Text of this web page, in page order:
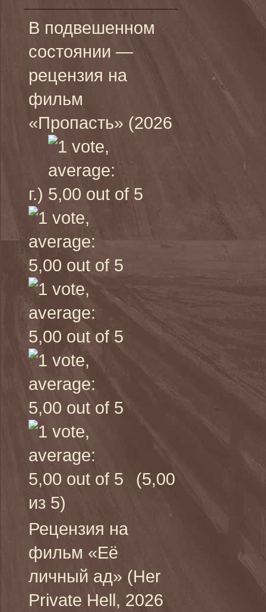
В подвешенном
состоянии —
рецензия на
фильм
«Пропасть» (2026
г.)
(5,00
из 5)
Рецензия на
фильм «Её
личный ад» (Her
Private Hell, 2026